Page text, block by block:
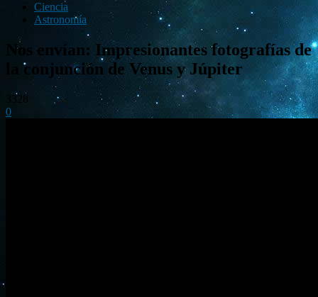
Ciencia
Astronomía
Nos envían: Impresionantes fotografías de
la conjunción de Venus y Júpiter
3328
0